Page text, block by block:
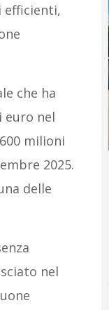
efficienti,
che ha
euro nel
milioni
2025.
delle
nel